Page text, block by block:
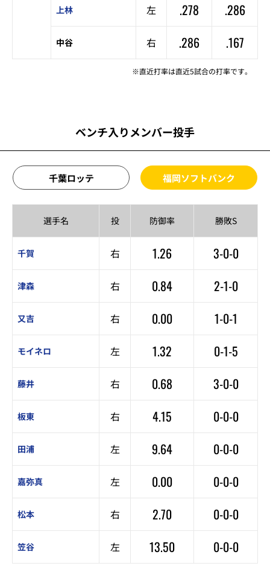
上林 左 .278 .286
中谷 右 .286 .167
※直近打率は直近5試合の打率です。
ベンチ入りメンバー投手
千葉ロッテ 福岡ソフトバンク
選手名 投 防御率 勝敗S
千賀 右 1.26 3-0-0
津森 右 0.84 2-1-0
又吉 右 0.00 1-0-1
モイネロ 左 1.32 0-1-5
藤井 右 0.68 3-0-0
板東 右 4.15 0-0-0
田浦 左 9.64 0-0-0
嘉弥真 左 0.00 0-0-0
松本 右 2.70 0-0-0
笠谷 左 13.50 0-0-0